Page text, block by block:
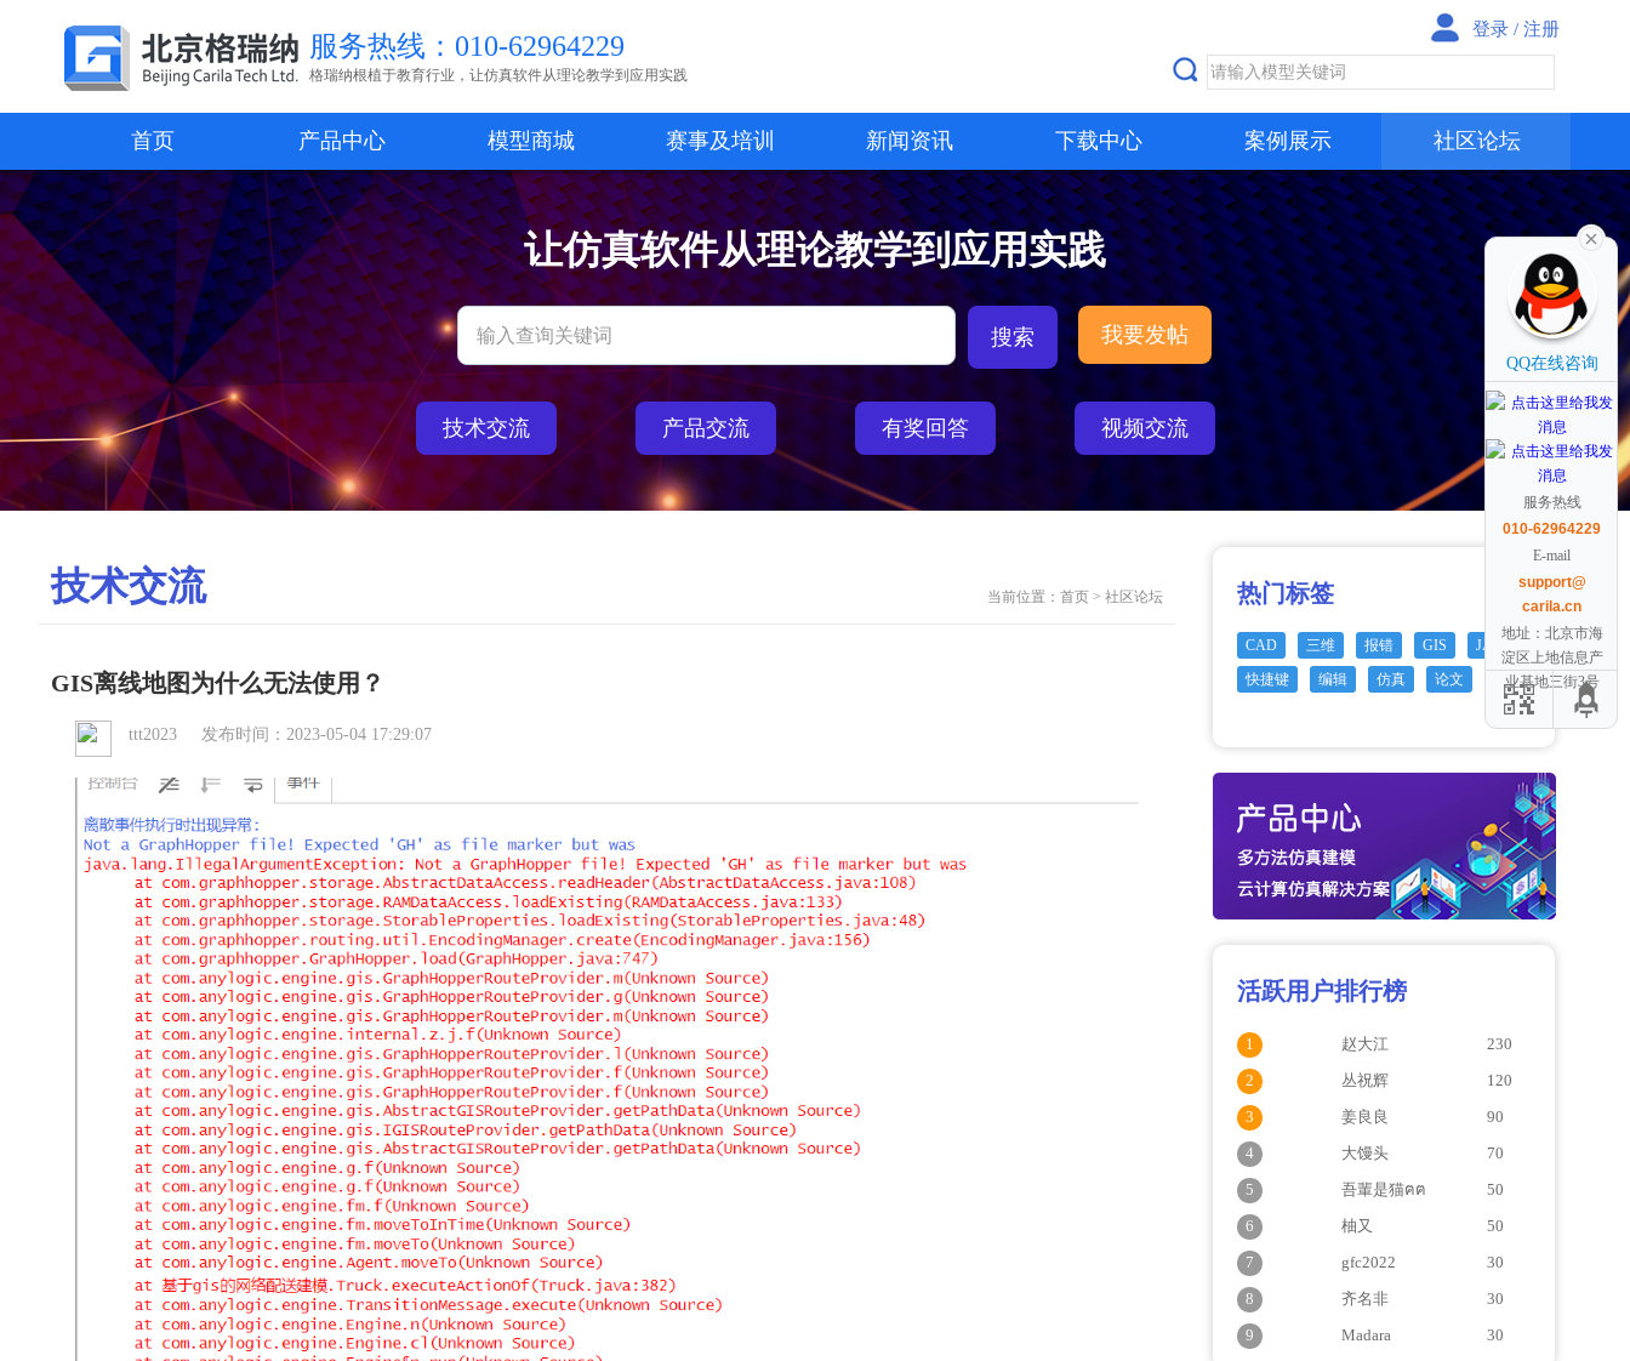
服务热线：010-62964229
格瑞纳根植于教育行业，让仿真软件从理论教学到应用实践
登录 / 注册
首页 产品中心 模型商城 赛事及培训 新闻资讯 下载中心 案例展示 社区论坛
让仿真软件从理论教学到应用实践
我要发帖
技术交流 产品交流 有奖回答 视频交流
技术交流 当前位置： 首页 > 社区论坛
GIS离线地图为什么无法使用？
ttt2023 发布时间：2023-05-04 17:29:07
热门标签
CAD 三维 报错 GIS
JAVA
快捷键
编辑 仿真 论文 Cloud
活跃用户排行榜
1 赵大江
230
2
丛祝辉
120
3
姜良良
90
4
大馒头
70
5
吾輩是猫ฅฅ
50
6
柚又
50
7
gfc2022
30
8
齐名非
30
9
Madara 30
QQ在线咨询
服务热线
010-62964229
E-mail
support@
carila.cn
地址：北京市海
淀区上地信息产
业基地三街3号